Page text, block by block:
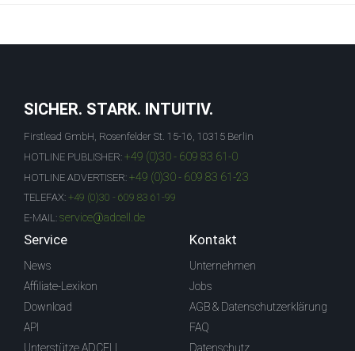
SICHER. STARK. INTUITIV.
Firstlead GmbH, Rosenfelder St. 15-16, 10315 Berlin
HOTLINE PUBLISHER: +49 (0)30 - 609 83 61-0
HOTLINE ADVERTISER: +49 (0)30 - 609 83 61-23
TELEFAX: +49 (0)30 - 609 83 61-99
E-MAIL: service@adcell.de
Service
News
Affiliate-Lexikon
Download
API
Unterstütze ADCELL
Kontakt
Unternehmen
Jobs
AGB & Datenschutzerklärung
FAQ
Datenschutz